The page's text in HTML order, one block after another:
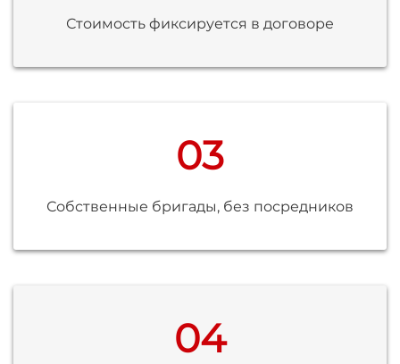
Стоимость фиксируется в договоре
03
Собственные бригады, без посредников
04